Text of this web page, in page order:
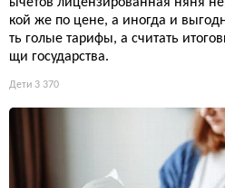
ычетов лицензированная няня
кой же по цене, а иногда и
ть голые тарифы, а считать
щи государства.
Дети 3 370